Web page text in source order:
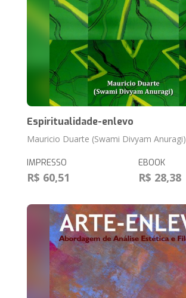
Espiritualidade-enlevo
Mauricio Duarte (Swami Divyam Anuragi)
IMPRESSO
R$ 60,51
EBOOK
R$ 28,38